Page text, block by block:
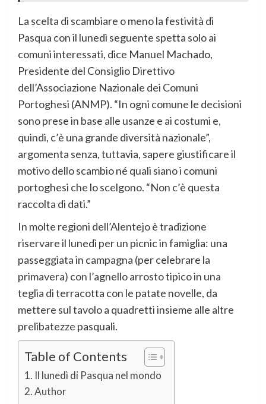
La scelta di scambiare o meno la festività di
Pasqua con il lunedì seguente spetta solo ai
comuni interessati, dice Manuel Machado,
Presidente del Consiglio Direttivo
dell’Associazione Nazionale dei Comuni
Portoghesi (ANMP). “In ogni comune le decisioni
sono prese in base alle usanze e ai costumi e,
quindi, c’è una grande diversità nazionale”,
argomenta senza, tuttavia, sapere giustificare il
motivo dello scambio né quali siano i comuni
portoghesi che lo scelgono. “Non c’è questa
raccolta di dati.”
In molte regioni dell’Alentejo è tradizione
riservare il lunedì per un picnic in famiglia: una
passeggiata in campagna (per celebrare la
primavera) con l’agnello arrosto tipico in una
teglia di terracotta con le patate novelle, da
mettere sul tavolo a quadretti insieme alle altre
prelibatezze pasquali.
Table of Contents
Il lunedì di Pasqua nel mondo
Author